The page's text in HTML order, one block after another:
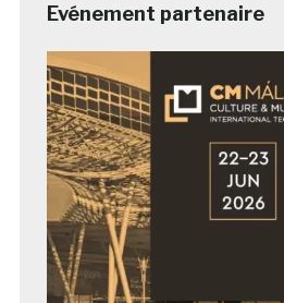
Evénement partenaire